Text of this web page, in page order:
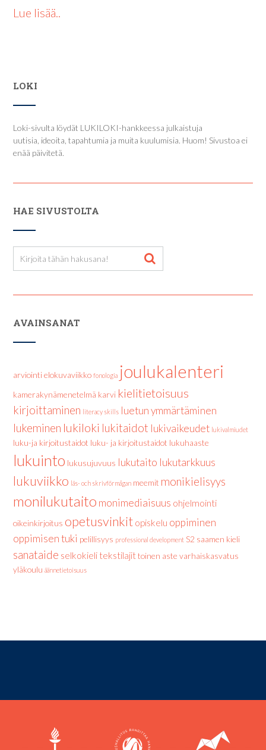
Lue lisää..
LOKI
Loki-sivulta löydät LUKILOKI-hankkeessa julkaistuja
uutisia, ideoita, tapahtumia ja muita kuulumisia. Huom! Sivustoa ei
enää päivitetä.
HAE SIVUSTOLTA
AVAINSANAT
arviointielokuvaviikko fonologia joulukalenteri
kamerakynämenetelmä karvi kielitietoisuus
kirjoittaminen literacy skills luetun ymmärtäminen
lukeminen lukiloki lukitaidot lukivaikeudet lukivalmiudet
luku-ja kirjoitustaidot luku- ja kirjoitustaidot lukuhaaste
lukuinto lukusujuvuus lukutaito lukutarkkuus
lukuviikko läs- och skrivförmågan meemit monikielisyys
monilukutaito monimediaisuus ohjelmointi
oikeinkirjoitus opetusvinkit opiskelu oppiminen
oppimisen tuki pelillisyys professional development S2 saamen kieli
sanataide selkokieli tekstilajittoinen aste varhaiskasvatus
yläkoulu äännetietoisuus